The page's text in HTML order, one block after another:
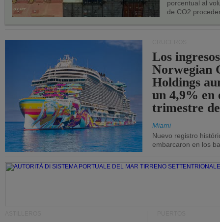
porcentual al
de CO2
Los
Norwegian
Holdings
un 4,9% en
trimestre
Miami
Nuevo registro
embarcaron en los